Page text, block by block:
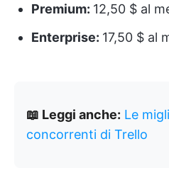
Premium: 12,50 $ al
Enterprise: 17,50 $ al
📖 Leggi anche: Le
concorrenti di Trello